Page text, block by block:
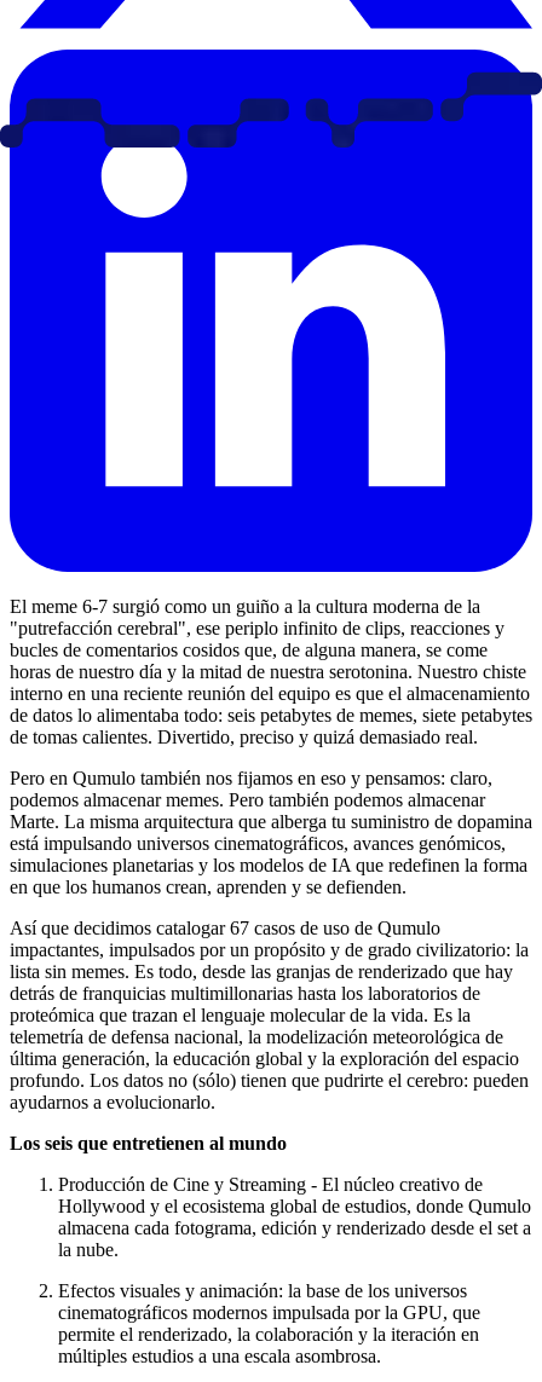
El meme 6-7 surgió como un guiño a la cultura moderna de la
"putrefacción cerebral", ese periplo infinito de clips, reacciones y
bucles de comentarios cosidos que, de alguna manera, se come
horas de nuestro día y la mitad de nuestra serotonina. Nuestro chiste
interno en una reciente reunión del equipo es que el almacenamiento
de datos lo alimentaba todo: seis petabytes de memes, siete petabytes
de tomas calientes. Divertido, preciso y quizá demasiado real.
Pero en Qumulo también nos fijamos en eso y pensamos: claro,
podemos almacenar memes. Pero también podemos almacenar
Marte. La misma arquitectura que alberga tu suministro de dopamina
está impulsando universos cinematográficos, avances genómicos,
simulaciones planetarias y los modelos de IA que redefinen la forma
en que los humanos crean, aprenden y se defienden.
Así que decidimos catalogar 67 casos de uso de Qumulo
impactantes, impulsados por un propósito y de grado civilizatorio: la
lista sin memes. Es todo, desde las granjas de renderizado que hay
detrás de franquicias multimillonarias hasta los laboratorios de
proteómica que trazan el lenguaje molecular de la vida. Es la
telemetría de defensa nacional, la modelización meteorológica de
última generación, la educación global y la exploración del espacio
profundo. Los datos no (sólo) tienen que pudrirte el cerebro: pueden
ayudarnos a evolucionarlo.
Los seis que entretienen al mundo
Producción de Cine y Streaming - El núcleo creativo de
Hollywood y el ecosistema global de estudios, donde Qumulo
almacena cada fotograma, edición y renderizado desde el set a
la nube.
Efectos visuales y animación: la base de los universos
cinematográficos modernos impulsada por la GPU, que
permite el renderizado, la colaboración y la iteración en
múltiples estudios a una escala asombrosa.